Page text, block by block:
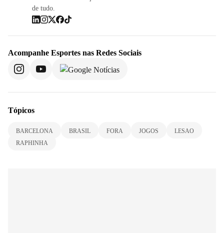
de tudo.
Acompanhe Esportes nas Redes Sociais
Tópicos
BARCELONA BRASIL FORA JOGOS
LESAO
RAPHINHA